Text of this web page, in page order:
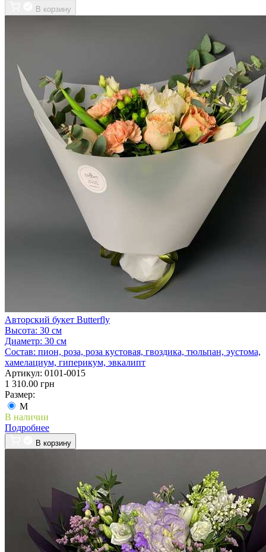
В корзину
Авторский букет Butterfly
Высота: 30 см
Диаметр: 30 см
Состав: пион, роза, роза кустовая, гвоздика, тюльпан, эустома,
хамелациум, гиперикум, эвкалипт
Артикул: 0101-0015
1 310.00 грн
Размер:
M
В наличии
Подробнее
В корзину